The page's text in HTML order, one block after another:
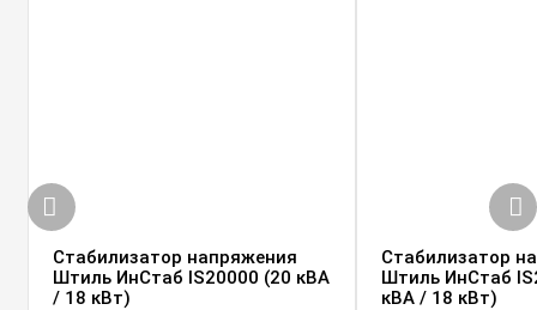
Стабилизатор напряжения
Штиль ИнСтаб IS20000 (20 кВА
/ 18 кВт)
Стабилизатор
Штиль ИнСтаб
кВА / 18 кВт)